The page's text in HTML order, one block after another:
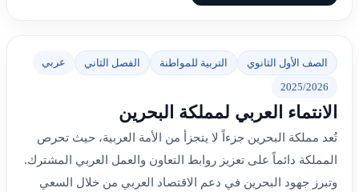
الصف الأول الثانوي التربية للمواطنة الفصل الثاني عربي
2025/2026
الانتماء العربي لمملكة البحرين
تُعد مملكة البحرين جزءاً لا يتجزأ من الأمة العربية، حيث تحرص
المملكة دائماً على تعزيز روابط التعاون والعمل العربي المشترك.
وتبرز جهود البحرين في دعم الاقتصاد العربي من خلال السعي